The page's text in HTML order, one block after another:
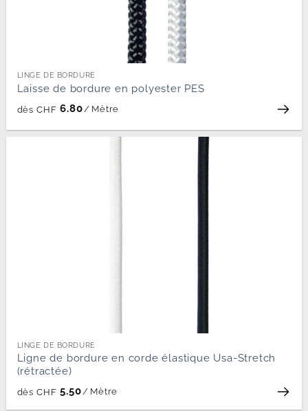
LINGE DE BORDURE
Laisse de bordure en polyester PES
dès CHF 6.80/ Mètre
LINGE DE BORDURE
Ligne de bordure en corde élastique Usa-Stretch
(rétractée)
dès CHF 5.50/ Mètre